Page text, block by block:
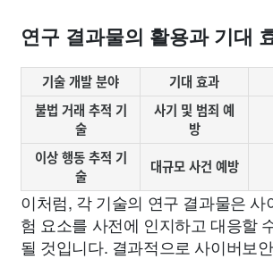
연구 결과물의 활용과 기대
기술 개발 분야 기대 효과
불법 거래 추적 기
술
사기 및 범죄 예
방
이상 행동 추적 기
술
대규모 사건 예방
이처럼, 각 기술의 연구 결과물은 사
험 요소를 사전에 인지하고 대응할
될 것입니다. 결과적으로 사이버보